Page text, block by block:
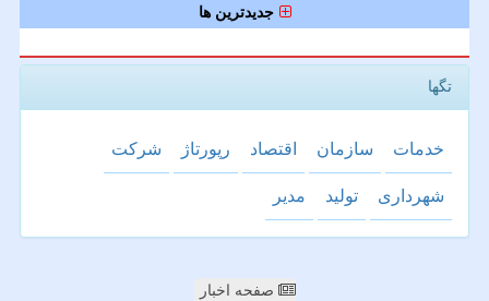
جدیدترین ها
تگها
خدمات سازمان اقتصاد رپورتاژ شركت
شهرداری تولید مدیر
صفحه اخبار